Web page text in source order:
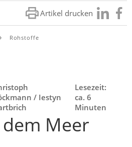
Artikel drucken Besuchen
Sie
Sie
Rohstoffe
/ Iestyn
Lesezeit:
ca. 6
Minuten
Meer